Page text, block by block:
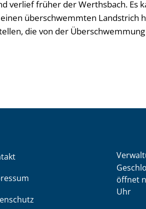
verlief früher der Werthsbach. Es
überschwemmten Landstrich
die von der
öffnet
Uhr